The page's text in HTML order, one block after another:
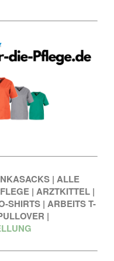
| ALLE
| ARZTKITTEL |
SHIRTS | ARBEITS T-
|